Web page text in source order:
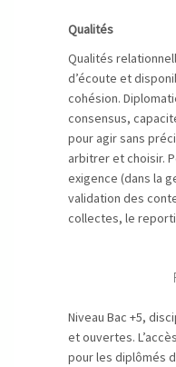
Qualités
Qualités
d’écoute et
cohésion.
consensus,
pour agir sans
arbitrer et choisir.
exigence (dans la
validation des
collectes, le
Niveau Bac +5,
et ouvertes.
pour les diplômés